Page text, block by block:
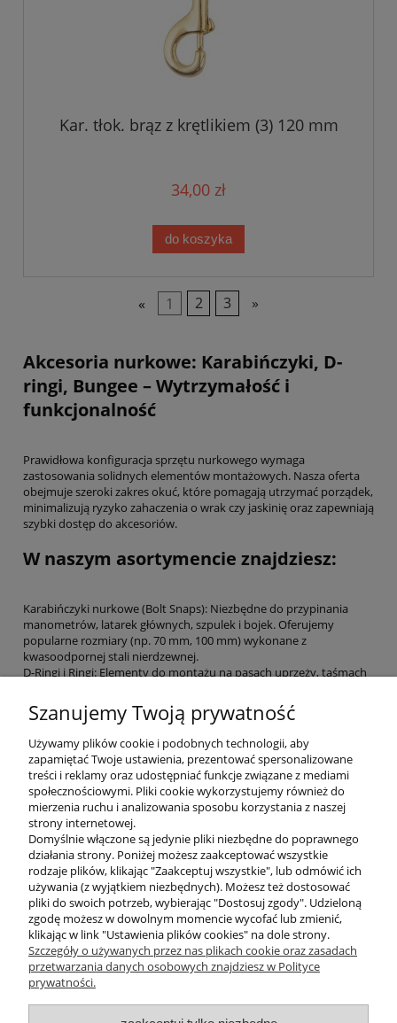
Kar. tłok. brąz z krętlikiem (3) 120 mm
34,00 zł
do koszyka
« 1 2 3 »
Akcesoria nurkowe: Karabińczyki, D-
ringi, Bungee – Wytrzymałość i
funkcjonalność
Prawidłowa konfiguracja sprzętu nurkowego wymaga
zastosowania solidnych elementów montażowych. Nasza oferta
obejmuje szeroki zakres okuć, które pomagają utrzymać porządek,
minimalizują ryzyko zahaczenia o wrak czy jaskinię oraz zapewniają
szybki dostęp do akcesoriów.
W naszym asortymencie znajdziesz:
Karabińczyki nurkowe (Bolt Snaps): Niezbędne do przypinania
manometrów, latarek głównych, szpulek i bojek. Oferujemy
popularne rozmiary (np. 70 mm, 100 mm) wykonane z
kwasoodpornej stali nierdzewnej.
D-Ringi i Ringi: Elementy do montażu na pasach uprzęży, taśmach
mocowania dla butli, stage'y czy akcesoriów.
Ringi typu Bungee (Ringi gumowe): Elastyczne rozwiązania do
montażu zapasowych automatów, komputerów nurkowych na
nadgarstku, czy jako element uprzęży sidemount.
Klamry i Przelotki: Inne drobne elementy do regulacji i
personalizacji pasów.
Zbuduj niezawodny system mocowania
z Divepl.pl!
Wszystkie nasze produkty, od małych przelotek po duże
karabińczyki Tecline czy Scubatech, charakteryzują się najwyższą
jakością wykonania i gładkim wykończeniem, które nie niszczy
taśm.
O nas
Szanujemy Twoją prywatność
Używamy plików cookie i podobnych technologii, aby
zapamiętać Twoje ustawienia, prezentować spersonalizowane
treści i reklamy oraz udostępniać funkcje związane z mediami
społecznościowymi. Pliki cookie wykorzystujemy również do
mierzenia ruchu i analizowania sposobu korzystania z naszej
strony internetowej.
Domyślnie włączone są jedynie pliki niezbędne do poprawnego
działania strony. Poniżej możesz zaakceptować wszystkie
rodzaje plików, klikając "Zaakceptuj wszystkie", lub odmówić ich
używania (z wyjątkiem niezbędnych). Możesz też dostosować
pliki do swoich potrzeb, wybierając "Dostosuj zgody". Udzieloną
zgodę możesz w dowolnym momencie wycofać lub zmienić,
klikając w link "Ustawienia plików cookies" na dole strony.
Szczegóły o używanych przez nas plikach cookie oraz zasadach
przetwarzania danych osobowych znajdziesz w Polityce
prywatności.